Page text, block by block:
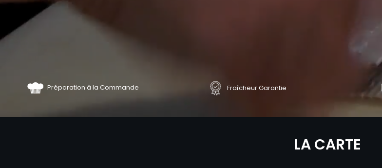
Préparation à la Commande Fraîcheur Garantie
LA CARTE
COMMANDER COMMANDER